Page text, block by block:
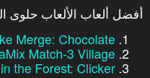
أفضل ألعاب الألعاب حلوى
Merge: Chocolate
Match-3 Village
the Forest: Clicker